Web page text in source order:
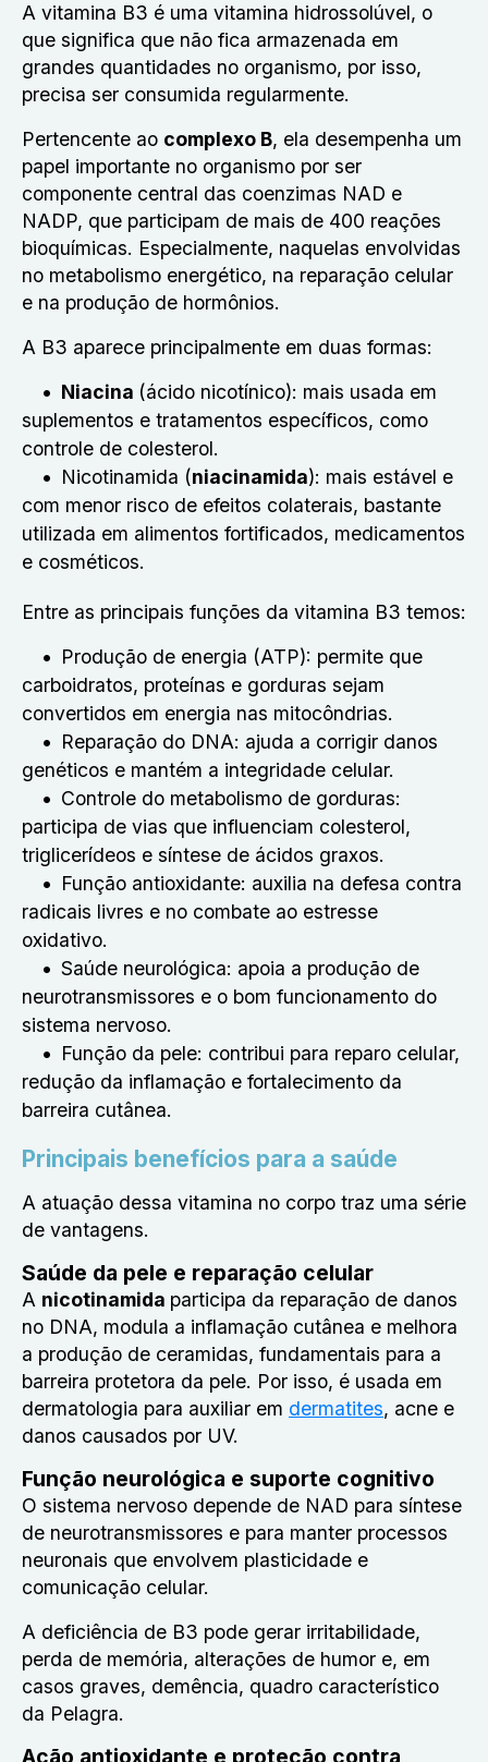
A vitamina B3 é uma vitamina hidrossolúvel, o
que significa que não fica armazenada em
grandes quantidades no organismo, por isso,
precisa ser consumida regularmente.
Pertencente ao complexo B, ela desempenha um
papel importante no organismo por ser
componente central das coenzimas NAD e
NADP, que participam de mais de 400 reações
bioquímicas. Especialmente, naquelas envolvidas
no metabolismo energético, na reparação celular
e na produção de hormônios.
A B3 aparece principalmente em duas formas:
Niacina (ácido nicotínico): mais usada em
suplementos e tratamentos específicos, como
controle de colesterol.
Nicotinamida (niacinamida): mais estável e
com menor risco de efeitos colaterais, bastante
utilizada em alimentos fortificados, medicamentos
e cosméticos.
Entre as principais funções da vitamina B3 temos:
Produção de energia (ATP): permite que
carboidratos, proteínas e gorduras sejam
convertidos em energia nas mitocôndrias.
Reparação do DNA: ajuda a corrigir danos
genéticos e mantém a integridade celular.
Controle do metabolismo de gorduras:
participa de vias que influenciam colesterol,
triglicerídeos e síntese de ácidos graxos.
Função antioxidante: auxilia na defesa contra
radicais livres e no combate ao estresse
oxidativo.
Saúde neurológica: apoia a produção de
neurotransmissores e o bom funcionamento do
sistema nervoso.
Função da pele: contribui para reparo celular,
redução da inflamação e fortalecimento da
barreira cutânea.
Principais benefícios para a saúde
A atuação dessa vitamina no corpo traz uma série
de vantagens.
Saúde da pele e reparação celular
A nicotinamida participa da reparação de danos
no DNA, modula a inflamação cutânea e melhora
a produção de ceramidas, fundamentais para a
barreira protetora da pele. Por isso, é usada em
dermatologia para auxiliar em dermatites, acne e
danos causados por UV.
Função neurológica e suporte cognitivo
O sistema nervoso depende de NAD para síntese
de neurotransmissores e para manter processos
neuronais que envolvem plasticidade e
comunicação celular.
A deficiência de B3 pode gerar irritabilidade,
perda de memória, alterações de humor e, em
casos graves, demência, quadro característico
da Pelagra.
Ação antioxidante e proteção contra